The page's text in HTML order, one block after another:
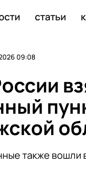
статьи
09:08
также